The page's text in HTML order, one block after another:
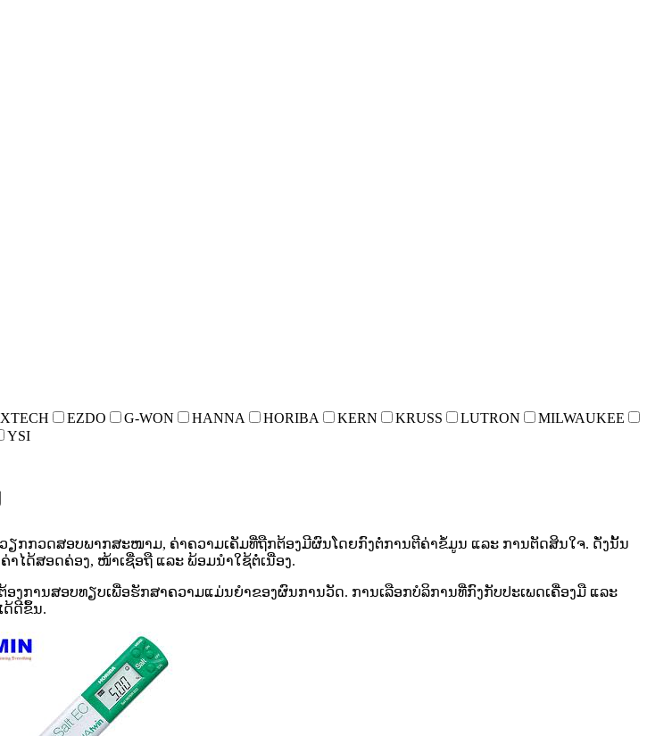
EZDO G-WON HANNA HORIBA KERN KRUSS LUTRON
MILWAUKEE
YSI
ກກວດສອບພາກສະໜາມ, ຄ່າຄວາມເຄັມທີ່ຖືກຕ້ອງມີຜົນໂດຍກົງຕໍ່ການຕີຄ່າຂໍ້ມູນ ແລະ ການຕັດສິນໃຈ. ດັ່ງນັ້ນ
ໄດ້ສອດຄ່ອງ, ໜ້າເຊື່ອຖື ແລະ ພ້ອມນໍາໃຊ້ຕໍ່ເນື່ອງ.
ະ ຕ້ອງການສອບທຽບເພື່ອຮັກສາຄວາມແມ່ນຍໍາຂອງຜົນການວັດ. ການເລືອກບໍລິການທີ່ກົງກັບປະເພດເຄື່ອງມື ແລະ
ດ້ດີຂຶ້ນ.